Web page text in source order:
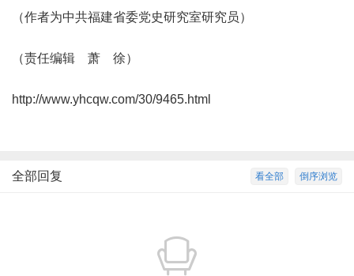
（作者为中共福建省委党史研究室研究员）
（责任编辑 萧 徐）
http://www.yhcqw.com/30/9465.html
倒序浏览
看全部
全部回复